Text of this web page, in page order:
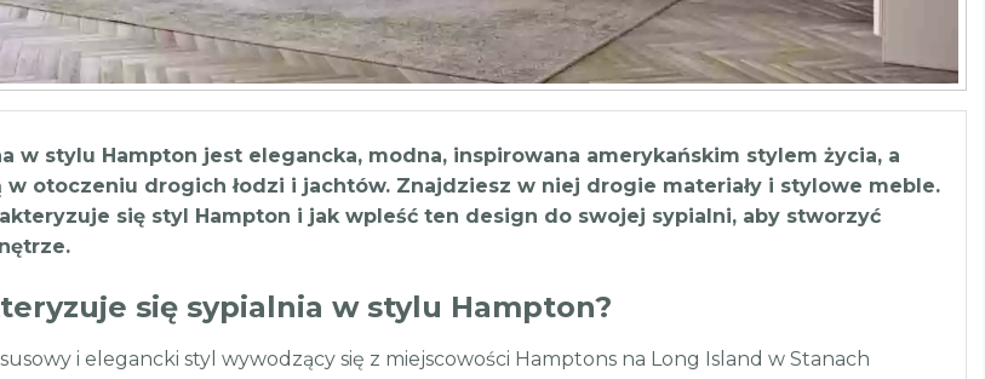
w stylu Hampton jest elegancka, modna, inspirowana amerykańskim stylem życia, a
w otoczeniu drogich łodzi i jachtów. Znajdziesz w niej drogie materiały i stylowe meble.
się styl Hampton i jak wpleść ten design do swojej sypialni, aby stworzyć
się sypialnia w stylu Hampton?
i elegancki styl wywodzący się z miejscowości Hamptons na Long Island w Stanach